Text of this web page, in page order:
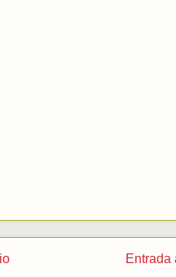
Entrada